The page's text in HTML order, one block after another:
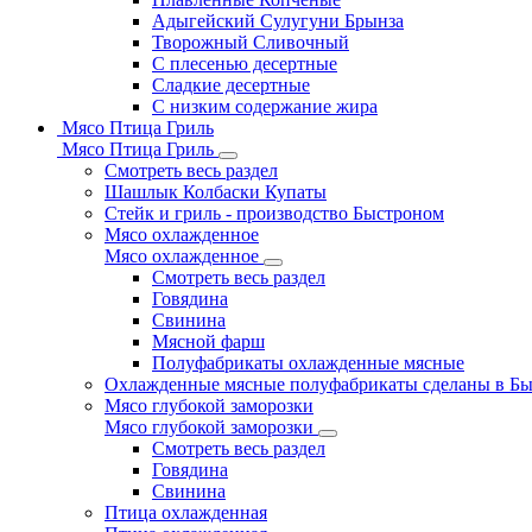
Адыгейский Сулугуни Брынза
Творожный Сливочный
С плесенью десертные
Сладкие десертные
С низким содержание жира
Мясо Птица Гриль
Мясо Птица Гриль
Смотреть весь раздел
Шашлык Колбаски Купаты
Стейк и гриль - производство Быстроном
Мясо охлажденное
Мясо охлажденное
Смотреть весь раздел
Говядина
Свинина
Мясной фарш
Полуфабрикаты охлажденные мясные
Охлажденные мясные полуфабрикаты сделаны в
Мясо глубокой заморозки
Мясо глубокой заморозки
Смотреть весь раздел
Говядина
Свинина
Птица охлажденная